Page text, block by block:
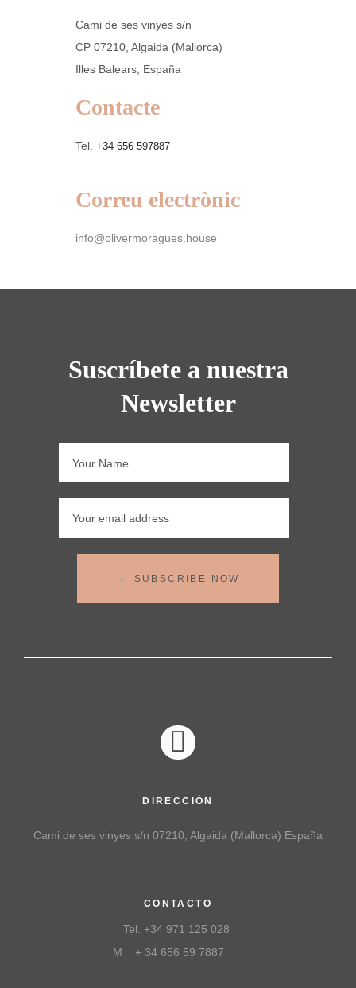
Cami de ses vinyes s/n
CP 07210, Algaida (Mallorca)
Illes Balears, España
Contacte
Tel. +34 656 597887
Correu electrònic
info@olivermoragues.house
Suscríbete a nuestra
Newsletter
SUBSCRIBE NOW
DIRECCIÓN
Cami de ses vinyes s/n 07210, Algaida (Mallorca) España
CONTACTO
Tel. +34 971 125 028
M + 34 656 59 7887